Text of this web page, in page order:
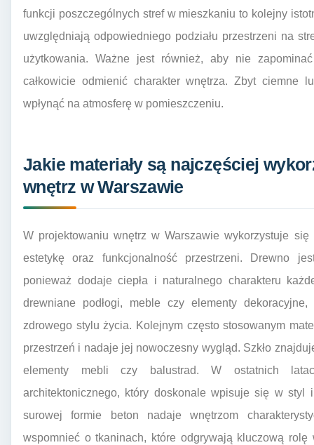
funkcji poszczególnych stref w mieszkaniu to kolejny
uwzględniają odpowiedniego podziału przestrzeni na
użytkowania. Ważne jest również, aby nie
całkowicie odmienić charakter wnętrza. Zbyt ciemne
wpłynąć na atmosferę w pomieszczeniu.
Jakie materiały są najczęściej
wnętrz w Warszawie
W projektowaniu wnętrz w Warszawie wykorzystuje się
estetykę oraz funkcjonalność przestrzeni. Drewno
ponieważ dodaje ciepła i naturalnego charakteru
drewniane podłogi, meble czy elementy
zdrowego stylu życia. Kolejnym często stosowanym
przestrzeń i nadaje jej nowoczesny wygląd. Szkło
elementy mebli czy balustrad. W ostatnich
architektonicznego, który doskonale wpisuje się w styl
surowej formie beton nadaje wnętrzom
wspomnieć o tkaninach, które odgrywają kluczową